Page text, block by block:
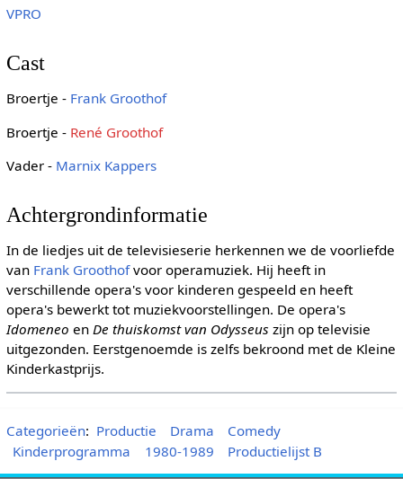
VPRO
Cast
Broertje - Frank Groothof
Broertje - René Groothof
Vader - Marnix Kappers
Achtergrondinformatie
In de liedjes uit de televisieserie herkennen we de voorliefde
van Frank Groothofvoor operamuziek. Hij heeft in
verschillende opera's voor kinderen gespeeld en heeft
opera's bewerkt tot muziekvoorstellingen. De opera's
Idomeneo en De thuiskomst van Odysseus zijn op televisie
uitgezonden. Eerstgenoemde is zelfs bekroond met de Kleine
Kinderkastprijs.
Categorieën: Productie Drama
Comedy
Kinderprogramma
1980-1989 Productielijst B